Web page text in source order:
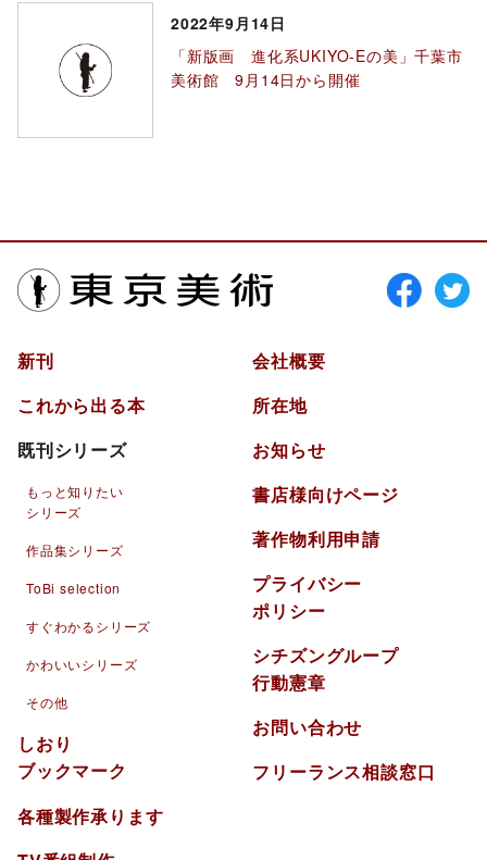
2022年9月14日
「新版画 進化系UKIYO-Eの美」千葉市
美術館 9月14日から開催
新刊
これから出る本
既刊シリーズ
もっと知りたい
シリーズ
作品集シリーズ
ToBi selection
すぐわかるシリーズ
かわいいシリーズ
その他
しおり
ブックマーク
会社概要
所在地
お知らせ
書店様向けページ
著作物利用申請
プライバシー
ポリシー
シチズングループ
行動憲章
お問い合わせ
フリーランス相談窓口
各種製作承ります